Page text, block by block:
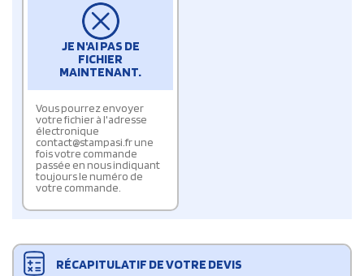
JE N'AI PAS DE
FICHIER
MAINTENANT.
Vous pourrez envoyer
votre fichier à l'adresse
électronique
contact@stampasi.fr une
fois votre commande
passée en nous indiquant
toujours le numéro de
votre commande.
RÉCAPITULATIF DE VOTRE DEVIS